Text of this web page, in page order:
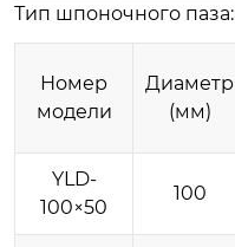
Тип шпоночного паза:
Номер
модели
Диаметр
(мм)
YLD-
100×50
100